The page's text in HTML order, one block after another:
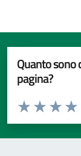
Quanto sono
pagina?
Valuta da 1 a 5
Valuta
Valuta 2
Valuta 1 stelle